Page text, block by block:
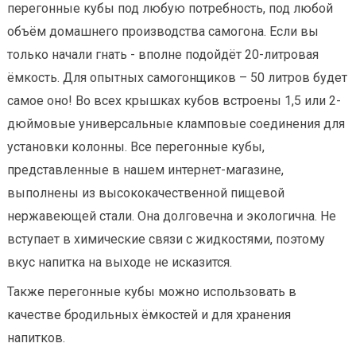
перегонные кубы под любую потребность, под любой
объём домашнего производства самогона. Если вы
только начали гнать - вполне подойдёт 20-литровая
ёмкость. Для опытных самогонщиков – 50 литров будет
самое оно! Во всех крышках кубов встроены 1,5 или 2-
дюймовые универсальные кламповые соединения для
установки колонны. Все перегонные кубы,
представленные в нашем интернет-магазине,
выполнены из высококачественной пищевой
нержавеющей стали. Она долговечна и экологична. Не
вступает в химические связи с жидкостями, поэтому
вкус напитка на выходе не исказится.
Также перегонные кубы можно использовать в
качестве бродильных ёмкостей и для хранения
напитков.